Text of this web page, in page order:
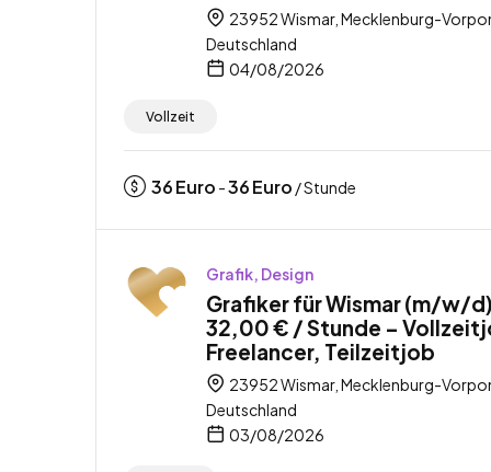
23952 Wismar, Mecklenburg-
Deutschland
04/08/2026
Vollzeit
36Euro -36Euro / Stunde
Grafik, Design
Grafiker für Wismar (m/w/
32,00 € / Stunde –
Freelancer, Teilzeitjob
23952 Wismar, Mecklenburg-
Deutschland
03/08/2026